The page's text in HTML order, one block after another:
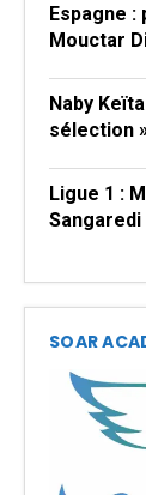
Espagne :
Mouctar
Naby
sélection
Ligue 1 :
Sangaredi
SOAR